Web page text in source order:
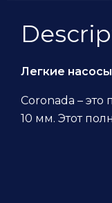
Легкие
Coronada –
10 мм. Этот